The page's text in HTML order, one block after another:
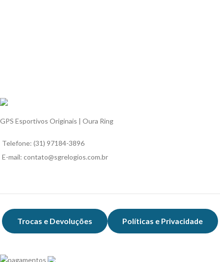
GPS Esportivos Originais | Oura Ring
Telefone: (31) 97184-3896
E-mail: contato@sgrelogios.com.br
Trocas e Devoluções Políticas e Privacidade